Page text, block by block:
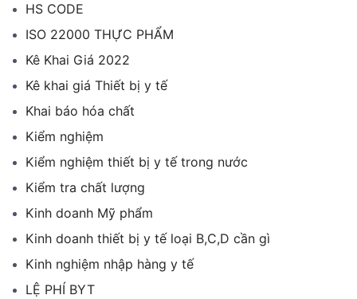
HS CODE
ISO 22000 THỰC PHẨM
Kê Khai Giá 2022
Kê khai giá Thiết bị y tế
Khai báo hóa chất
Kiểm nghiệm
Kiểm nghiệm thiết bị y tế trong nước
Kiểm tra chất lượng
Kinh doanh Mỹ phẩm
Kinh doanh thiết bị y tế loại B,C,D cần gì
Kinh nghiệm nhập hàng y tế
LỆ PHÍ BYT